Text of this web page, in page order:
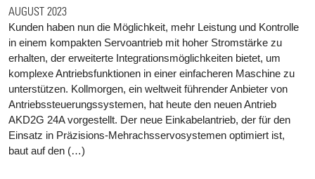
AUGUST 2023
Kunden haben nun die Möglichkeit, mehr Leistung und Kontrolle
in einem kompakten Servoantrieb mit hoher Stromstärke zu
erhalten, der erweiterte Integrationsmöglichkeiten bietet, um
komplexe Antriebsfunktionen in einer einfacheren Maschine zu
unterstützen. Kollmorgen, ein weltweit führender Anbieter von
Antriebssteuerungssystemen, hat heute den neuen Antrieb
AKD2G 24A vorgestellt. Der neue Einkabelantrieb, der für den
Einsatz in Präzisions-Mehrachsservosystemen optimiert ist,
baut auf den (…)